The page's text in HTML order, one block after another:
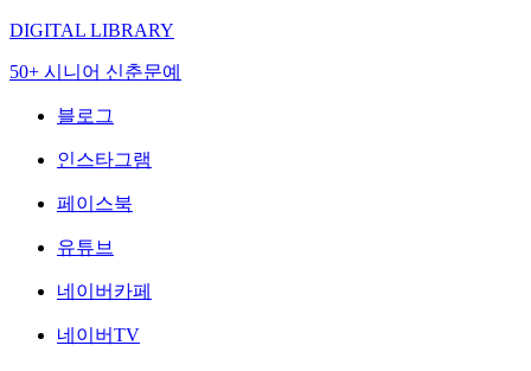
DIGITAL LIBRARY
50+ 시니어 신춘문예
블로그
인스타그램
페이스북
유튜브
네이버카페
네이버TV